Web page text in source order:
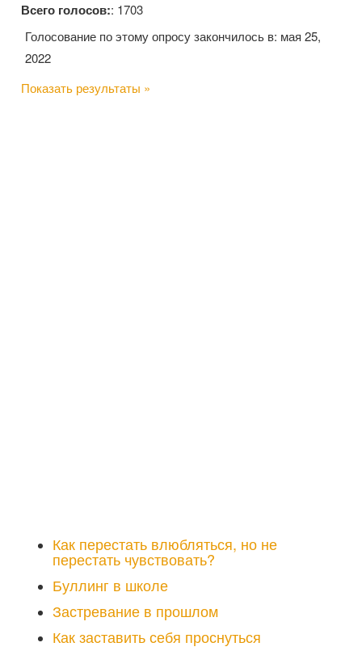
Всего голосов:: 1703
Голосование по этому опросу закончилось в: мая 25,
2022
Показать результаты »
Как перестать влюбляться, но не
перестать чувствовать?
Буллинг в школе
Застревание в прошлом
Как заставить себя проснуться